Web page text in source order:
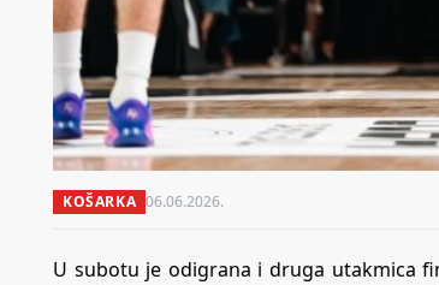
KOŠARKA 06.06.2026.
U subotu je odigrana i druga utakmica